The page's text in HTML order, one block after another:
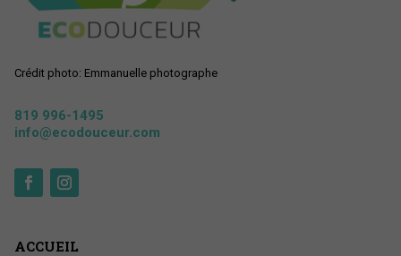
Crédit photo: Emmanuelle photographe
819 996-1495
info@ecodouceur.com
ACCUEIL